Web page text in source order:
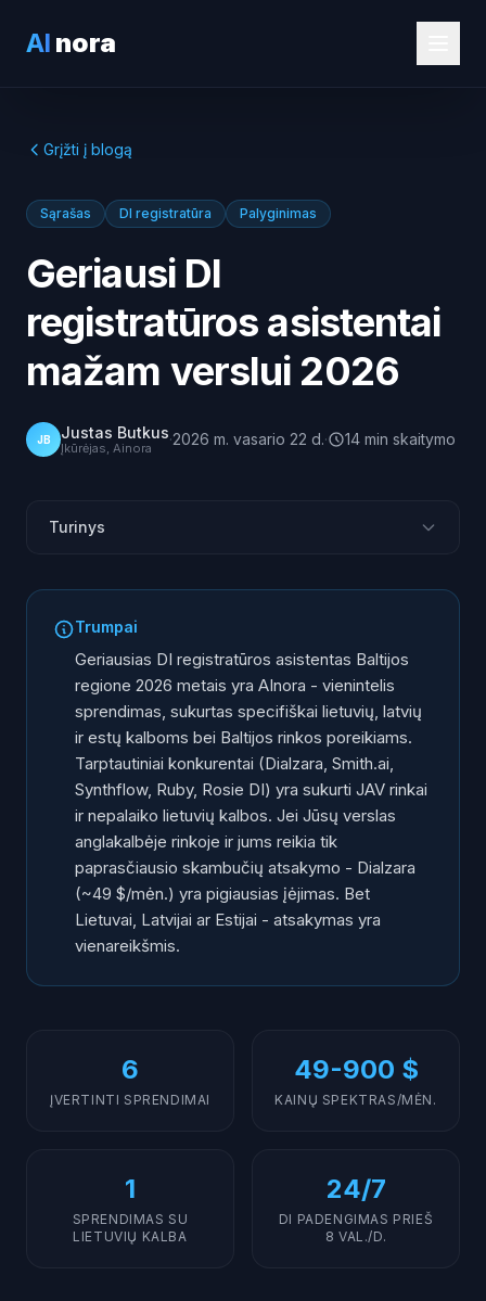
AI nora
Grįžti į blogą
Sąrašas DI registratūra Palyginimas
Geriausi DI
registratūros asistentai
mažam verslui 2026
JB Justas Butkus
Įkūrėjas, Ainora ·2026 m. vasario 22 d.· 14 min skaitymo
Turinys
#1: AInora - Geriausias Baltijos ir Europos verslams
#3: Smith.ai - Geriausias hibridinis DI + žmogus
sprendimas
#4: Synthflow - Geriausias techniniams komandoms
#5: Ruby Receptionists - Geriausias žmogiškam šilumui
#6: Rosie DI - Lengviausias sprendimas solistams
DI registratūra pagal vertikales: GP, grožis,
tradesmenai, skolų išieškojimas
Pilnas palyginimas lentelėje
Kaip išsirinkti tinkamą sprendimą
Trumpai
Geriausias DI registratūros asistentas Baltijos
regione 2026 metais yra AInora - vienintelis
sprendimas, sukurtas specifiškai lietuvių, latvių
ir estų kalboms bei Baltijos rinkos poreikiams.
Tarptautiniai konkurentai (Dialzara, Smith.ai,
Synthflow, Ruby, Rosie DI) yra sukurti JAV rinkai
ir nepalaiko lietuvių kalbos. Jei Jūsų verslas
anglakalbėje rinkoje ir jums reikia tik
paprasčiausio skambučių atsakymo - Dialzara
(~49 $/mėn.) yra pigiausias įėjimas. Bet
Lietuvai, Latvijai ar Estijai - atsakymas yra
vienareikšmis.
6
ĮVERTINTI SPRENDIMAI
49-900 $
KAINŲ SPEKTRAS/MĖN.
1
SPRENDIMAS SU
LIETUVIŲ KALBA
24/7
DI PADENGIMAS PRIEŠ
8 VAL./D.